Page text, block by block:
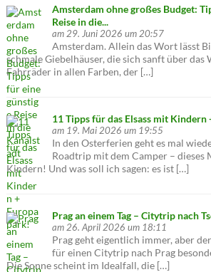
Amsterdam ohne großes Budget:
Reise in die...
am 29. Juni 2026 um 20:57
Amsterdam. Allein das Wort lässt
schmale Giebelhäuser, die sich sanft über das
Fahrräder in allen Farben, der […]
11 Tipps für das Elsass mit Kindern
am 19. Mai 2026 um 19:55
In den Osterferien geht es mal
Roadtrip mit dem Camper – dieses
Kindern! Und was soll ich sagen: es ist […]
Prag an einem Tag – Citytrip nach
am 26. April 2026 um 18:11
Prag geht eigentlich immer, aber
für einen Citytrip nach Prag
Die Sonne scheint im Idealfall, die […]